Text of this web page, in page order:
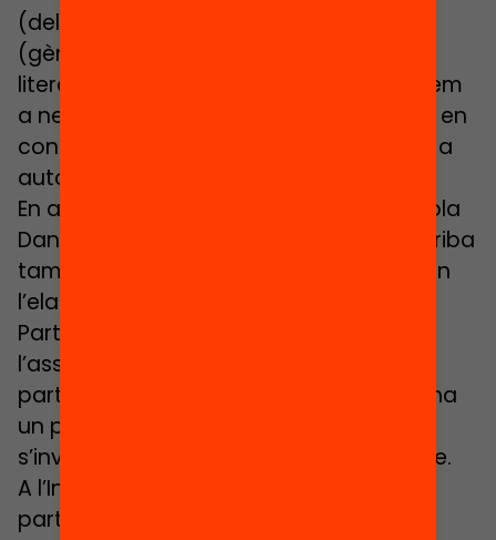
(delegats ecològics), el consell lila
(gènere), el consell esportiu, el consell
literari i el consell de mediació, on formem
a nens i nenes perquè sàpiguen mediar en
conflictes petits a l’aula i així aprenguin a
autogestionar-se”, detalla el Francesc.
En aquesta mateixa línia, a l’Institut Escola
Daniel Mangrané, la veu de l’alumnat arriba
també a decisions estructurals, com són
l’elaboració dels «Pressupostos
Participatius». En aquests, des de
l’assemblea de representants i amb la
participació de tot l’alumnat, es coordina
un procés participatiu per decidir com
s’inverteix part del pressupost del centre.
A l’Institut Escola aquests espais de
participació, d’autoconeixement i